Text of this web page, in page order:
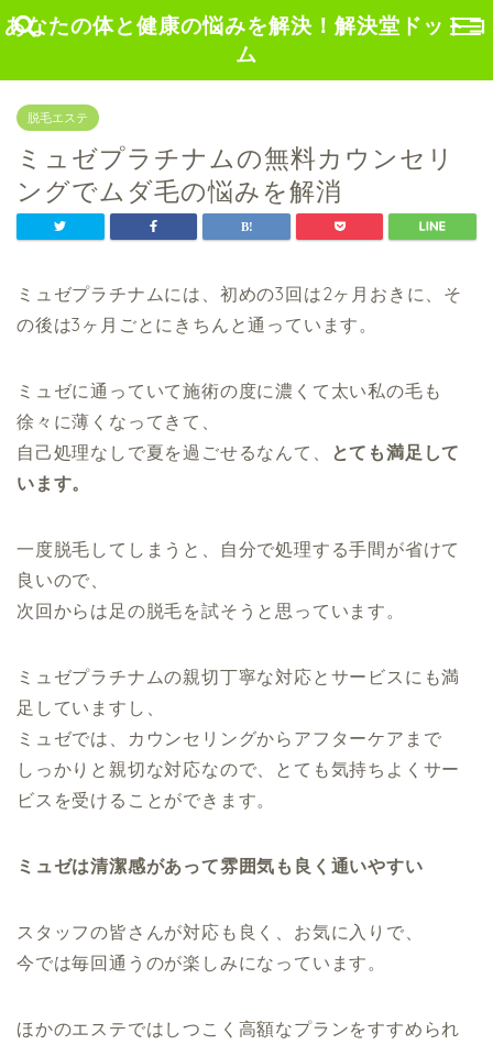
あなたの体と健康の悩みを解決！解決堂ドットコ
ム
脱毛エステ
ミュゼプラチナムの無料カウンセリ
ングでムダ毛の悩みを解消
ミュゼプラチナムには、初めの3回は2ヶ月おきに、そ
の後は3ヶ月ごとにきちんと通っています。
ミュゼに通っていて施術の度に濃くて太い私の毛も
徐々に薄くなってきて、
自己処理なしで夏を過ごせるなんて、
とても満足して
います。
一度脱毛してしまうと、自分で処理する手間が省けて
良いので、
次回からは足の脱毛を試そうと思っています。
ミュゼプラチナムの親切丁寧な対応とサービスにも満
足していますし、
ミュゼでは、カウンセリングからアフターケアまで
しっかりと親切な対応なので、とても気持ちよくサー
ビスを受けることができます。
ミュゼは清潔感があって雰囲気も良く通いやすい
スタッフの皆さんが対応も良く、お気に入りで、
今では毎回通うのが楽しみになっています。
ほかのエステではしつこく高額なプランをすすめられ